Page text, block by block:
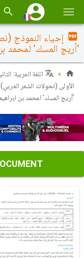
la
إحياء النموذج
'أريج المسك' لمحمد
اللغة العربية:
الأولى (تحولات الشعر العربي)
'أريج المسك' لمحمد بن